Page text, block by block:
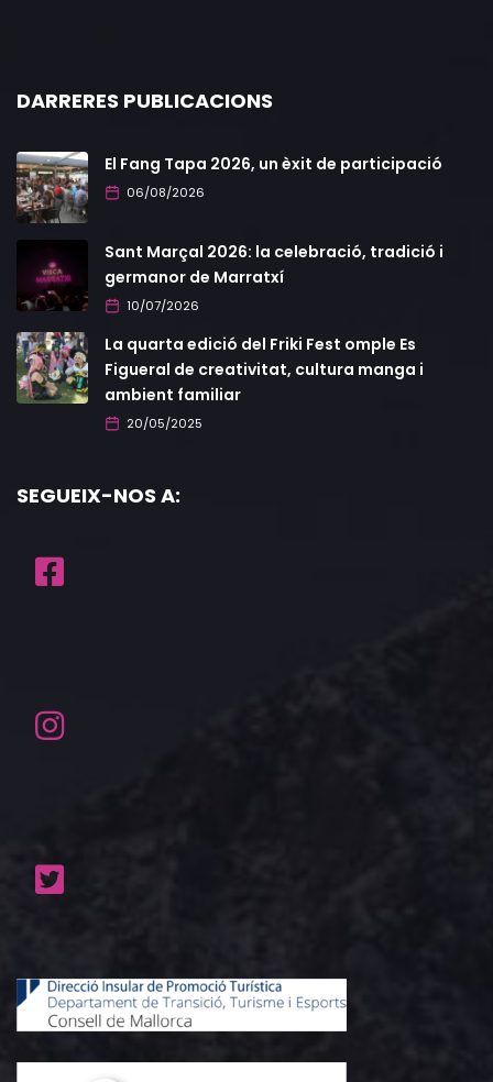
DARRERES PUBLICACIONS
El Fang Tapa 2026, un èxit de participació
06/08/2026
Sant Marçal 2026: la celebració, tradició i
germanor de Marratxí
10/07/2026
La quarta edició del Friki Fest omple Es
Figueral de creativitat, cultura manga i
ambient familiar
20/05/2025
SEGUEIX-NOS A: